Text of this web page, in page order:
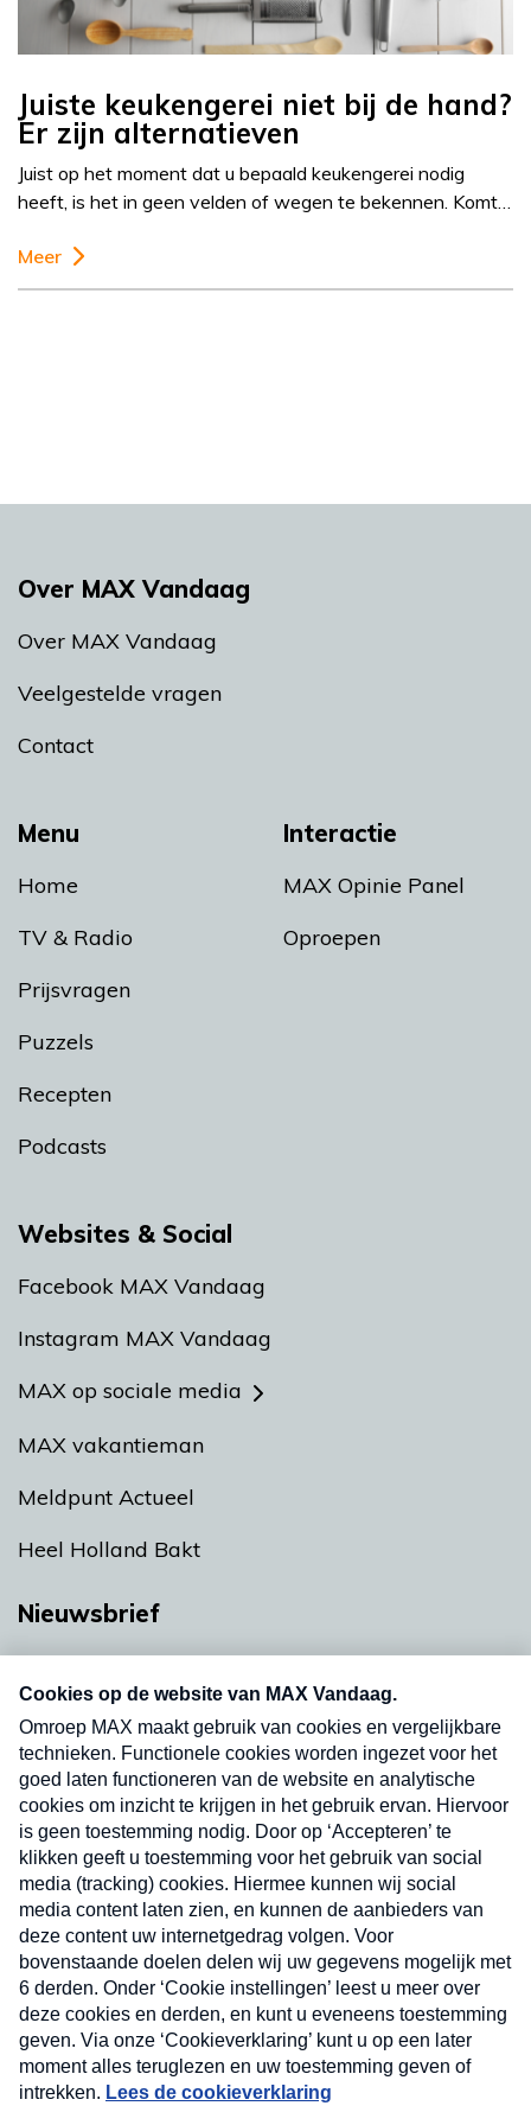
Juiste keukengerei niet bij de hand?
Er zijn alternatieven
Juist op het moment dat u bepaald keukengerei nodig
heeft, is het in geen velden of wegen te bekennen. Komt…
Meer
Menu
Home
TV & Radio
Prijsvragen
Puzzels
Recepten
Podcasts
Interactie
MAX Opinie Panel
Oproepen
Over MAX Vandaag
Over MAX Vandaag
Veelgestelde vragen
Contact
Websites & Social
Facebook MAX Vandaag
Instagram MAX Vandaag
MAX op sociale media
MAX vakantieman
Meldpunt Actueel
Heel Holland Bakt
Nieuwsbrief
Neem hier een gratis abonnement op onze
nieuwsbrief. Elke vrijdag- en dinsdagochtend in
uw mailbox.
Verzend
Nieuwsbrief
Neem hier een gratis abonnement op onze
nieuwsbrief. Elke vrijdag- en dinsdagochtend in uw